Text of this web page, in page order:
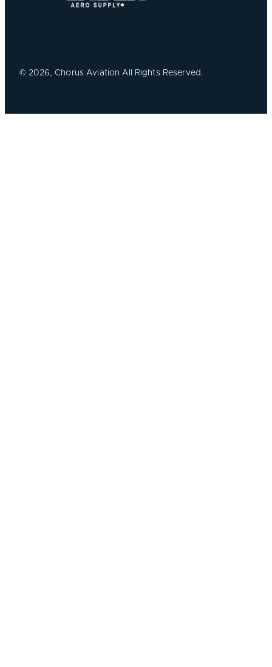
© 2026, Chorus Aviation All Rights Reserved.